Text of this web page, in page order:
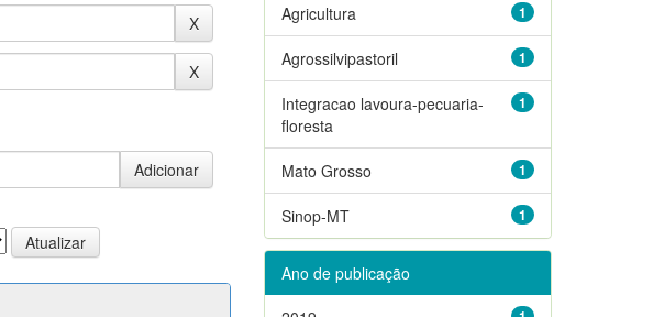
1
Agricultura
1
Agrossilvipastoril
1
Integracao lavoura-pecuaria-
floresta
1
Mato Grosso
1
Sinop-MT
Ano de publicação